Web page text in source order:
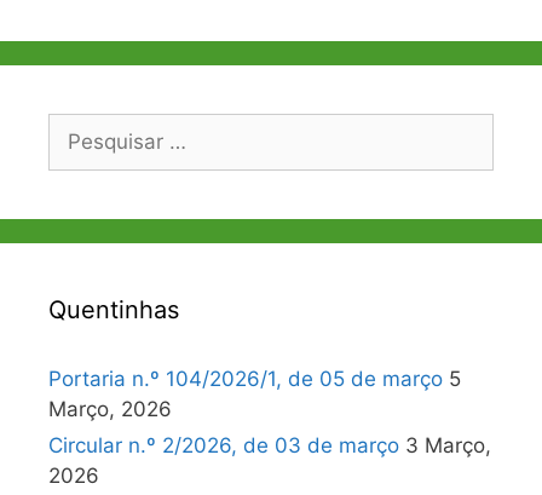
Pesquisar
Quentinhas
Portaria n.º 104/2026/1, de 05 de março 5
Março, 2026
Circular n.º 2/2026, de 03 de março 3 Março,
2026